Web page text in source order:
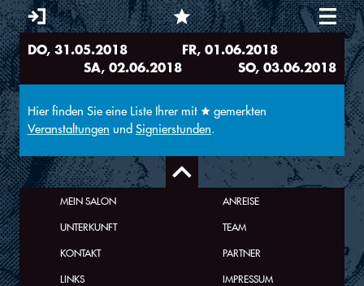
Sie sind hier
DO, 31.05.2018 FR, 01.06.2018
SA, 02.06.2018 SO, 03.06.2018
Hier finden Sie eine Liste Ihrer mit
gemerkten
Veranstaltungen und Signierstunden.
MEIN SALON
ANREISE
UNTERKUNFT
TEAM
KONTAKT
PARTNER
LINKS
IMPRESSUM